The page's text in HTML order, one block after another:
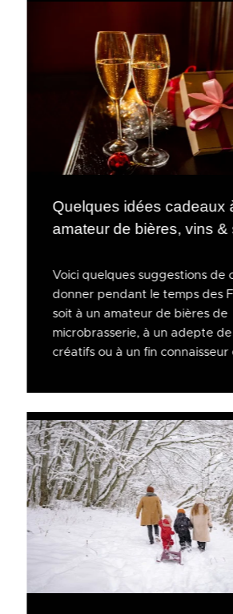
Quelques idées cadeaux
amateur de bières, vins &
Voici quelques suggestions de
donner pendant le temps des
soit à un amateur de bières de
microbrasserie, à un adepte
créatifs ou à un fin connaisseur